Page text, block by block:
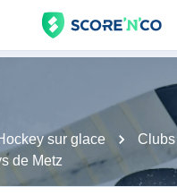
sur glace Clubs
de Metz